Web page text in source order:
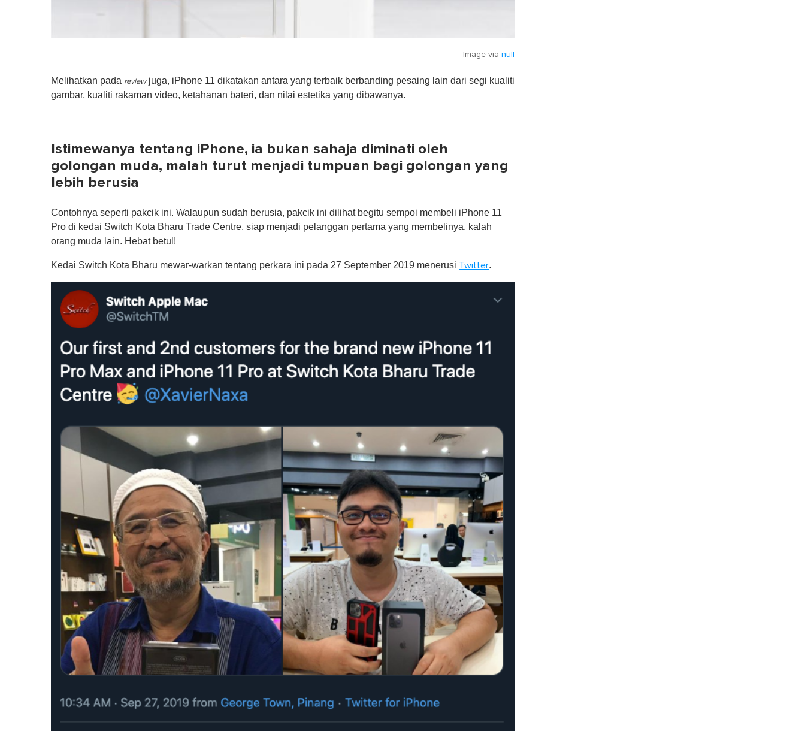
Image via null
Melihatkan pada reviewjuga, iPhone 11 dikatakan antara yang terbaik berbanding pesaing lain dari segi kualiti
gambar, kualiti rakaman video, ketahanan bateri, dan nilai estetika yang dibawanya.
Istimewanya tentang iPhone, ia bukan sahaja diminati oleh
golongan muda, malah turut menjadi tumpuan bagi golongan yang
lebih berusia
Contohnya seperti pakcik ini. Walaupun sudah berusia, pakcik ini dilihat begitu sempoi membeli iPhone 11
Pro di kedai Switch Kota Bharu Trade Centre, siap menjadi pelanggan pertama yang membelinya, kalah
orang muda lain. Hebat betul!
Kedai Switch Kota Bharu mewar-warkan tentang perkara ini pada 27 September 2019 menerusi Twitter.